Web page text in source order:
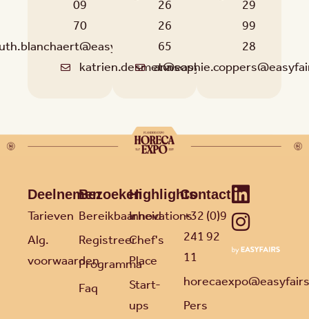
09
70
26
26
65
katrien.desmet@easyfairs.com
29
99
28
Deelnemen
Tarieven
Alg.
voorwaarden
Bezoeken
Bereikbaarheid
Registreer
Programma
Faq
Highlights
Innovations
Chef's
Place
Start-
ups
Contact
+32 (0)9
241 92
11
Pers